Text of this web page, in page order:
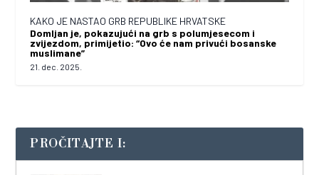
KAKO JE NASTAO GRB REPUBLIKE HRVATSKE
Domljan je, pokazujući na grb s polumjesecom i
zvijezdom, primijetio: “Ovo će nam privući bosanske
muslimane”
21. dec. 2025.
PROČITAJTE I: